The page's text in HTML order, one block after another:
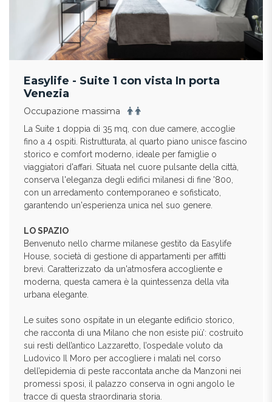
Easylife - Suite 1 con vista In porta
Venezia
Occupazione massima
La Suite 1 doppia di 35 mq, con due camere, accoglie
fino a 4 ospiti. Ristrutturata, al quarto piano unisce fascino
storico e comfort moderno, ideale per famiglie o
viaggiatori d'affari. Situata nel cuore pulsante della città,
conserva l'eleganza degli edifici milanesi di fine '800,
con un arredamento contemporaneo e sofisticato,
garantendo un'esperienza unica nel suo genere.
LO SPAZIO
Benvenuto nello charme milanese gestito da Easylife
House, società di gestione di appartamenti per affitti
brevi. Caratterizzato da un'atmosfera accogliente e
moderna, questa camera è la quintessenza della vita
urbana elegante.
Le suites sono ospitate in un elegante edificio storico,
che racconta di una Milano che non esiste più’: costruito
sui resti dell’antico Lazzaretto, l’ospedale voluto da
Ludovico Il Moro per accogliere i malati nel corso
dell’epidemia di peste raccontata anche da Manzoni nei
promessi sposi, il palazzo conserva in ogni angolo le
tracce di questa straordinaria storia.